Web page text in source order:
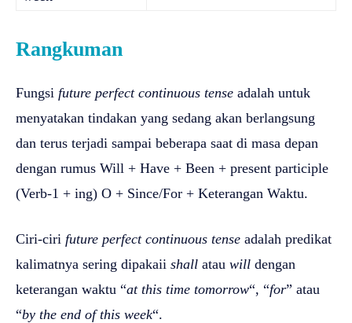
Rangkuman
Fungsi future perfect continuous tense adalah untuk
menyatakan tindakan yang sedang akan berlangsung
dan terus terjadi sampai beberapa saat di masa depan
dengan rumus Will + Have + Been + present participle
(Verb-1 + ing) O + Since/For + Keterangan Waktu.
Ciri-ciri future perfect continuous tense adalah predikat
kalimatnya sering dipakaii shall atau will dengan
keterangan waktu “at this time tomorrow“, “for” atau
“by the end of this week“.